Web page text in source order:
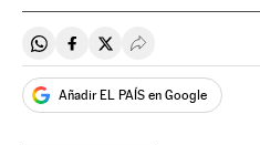
Compartir en Whatsapp
Compartir en Facebook
Compartir en Twitter
Desplegar
Añadir EL PAÍS en Google